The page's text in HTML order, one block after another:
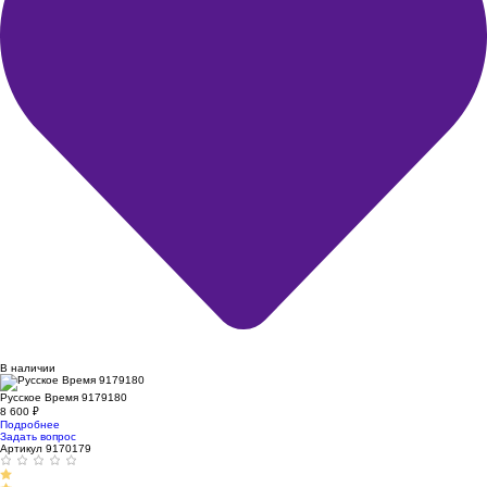
В наличии
Русское Время 9179180
8 600 ₽
Подробнее
Задать вопрос
Артикул 9170179